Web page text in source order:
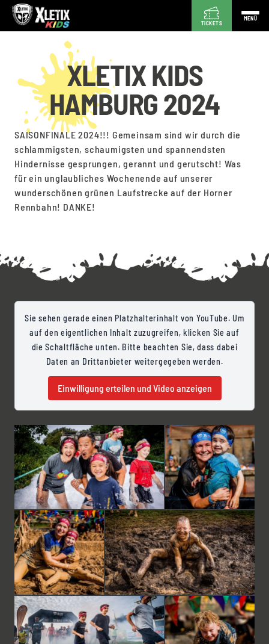
TICKETS
MENÜ
XLETIX KIDS
HAMBURG 2024
SAISONFINALE 2024!!! Gemeinsam sind wir durch die
schlammigsten, schaumigsten und spannendsten
Hindernisse gesprungen, gerannt und gerutscht! Was
für ein unglaubliches Wochenende auf unserer
wunderschönen grünen Laufstrecke auf der Horner
Rennbahn! DANKE!
Sie sehen gerade einen Platzhalterinhalt von YouTube. Um
auf den eigentlichen Inhalt zuzugreifen, klicken Sie auf
die Schaltfläche unten. Bitte beachten Sie, dass dabei
Daten an Drittanbieter weitergegeben werden.
Einwilligung erteilen und Video anzeigen